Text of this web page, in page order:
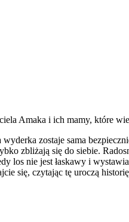
Amaka i ich mamy, które
zostaje sama
zbliżają się do siebie.
nie jest łaskawy i
się, czytając tę uroczą